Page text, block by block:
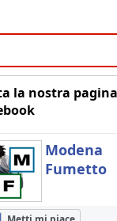
la nostra pagina
Modena
Fumetto